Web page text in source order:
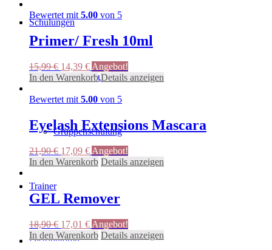
Schulungen
Einzelschulung VIP
Gruppenschulung
Trainer
Distributoren
Die
können
auf
der
Produktseite
gewählt
werden
Bewertet mit 5.00 von 5
Primer/ Fresh 10ml
15,99€ Ursprünglicher
Preis
15,99 €
14,39 €Aktueller
Preis
14,39 €.
Angebot!
In den Warenkorb Details anzeigen
Bewertet mit 5.00 von 5
Eyelash Extensions Mascara
21,90€ Ursprünglicher
Preis
17,09 €Aktueller
Preis
Angebot!
In den Warenkorb Details anzeigen
GEL Remover
18,90€ Ursprünglicher
Preis
17,01 €Aktueller
Preis
Angebot!
In den Warenkorb Details anzeigen